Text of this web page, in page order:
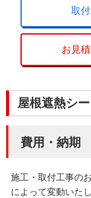
取
お見
屋根遮熱シ
費用・納期
施工・取付工事の
によって変動いた